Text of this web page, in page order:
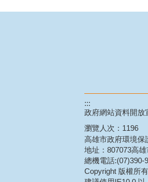
:::
政府網站資料開放
瀏覽人次： 1196
高雄市政府環境保
地址：807073高
總機電話
Copyright 版權所